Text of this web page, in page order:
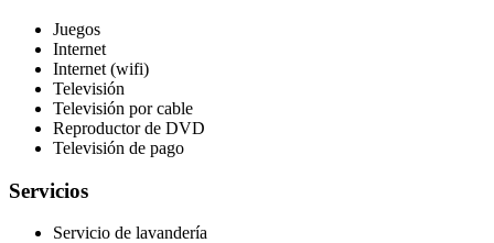
Juegos
Internet
Internet (wifi)
Televisión
Televisión por cable
Reproductor de DVD
Televisión de pago
Servicios
Servicio de lavandería